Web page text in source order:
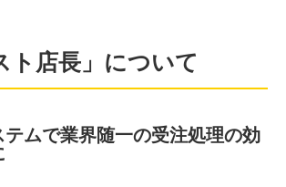
ト店長」について
ムで業界随一の受注処理の効